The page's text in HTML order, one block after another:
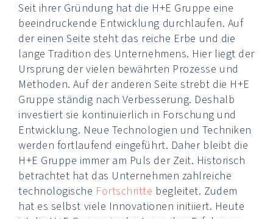
Seit ihrer Gründung hat die H+E Gruppe eine
beeindruckende Entwicklung durchlaufen. Auf
der einen Seite steht das reiche Erbe und die
lange Tradition des Unternehmens. Hier liegt der
Ursprung der vielen bewährten Prozesse und
Methoden. Auf der anderen Seite strebt die H+E
Gruppe ständig nach Verbesserung. Deshalb
investiert sie kontinuierlich in Forschung und
Entwicklung. Neue Technologien und Techniken
werden fortlaufend eingeführt. Daher bleibt die
H+E Gruppe immer am Puls der Zeit. Historisch
betrachtet hat das Unternehmen zahlreiche
technologische Fortschritte begleitet. Zudem
hat es selbst viele Innovationen initiiert. Heute